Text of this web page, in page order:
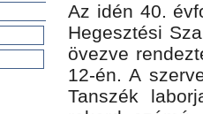
Az idén 40.
Hegesztési
övezve
12-én. A
Tanszék